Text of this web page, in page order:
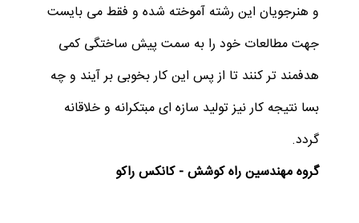
و هنرجویان این رشته آموخته شده و فقط می بایست
جهت مطالعات خود را به سمت پیش ساختگی کمی
هدفمند تر کنند تا از پس این کار بخوبی بر آیند و چه
بسا نتیجه کار نیز تولید سازه ای مبتکرانه و خلاقانه
گردد.
گروه مهندسین راه کوشش - کانکس راکو